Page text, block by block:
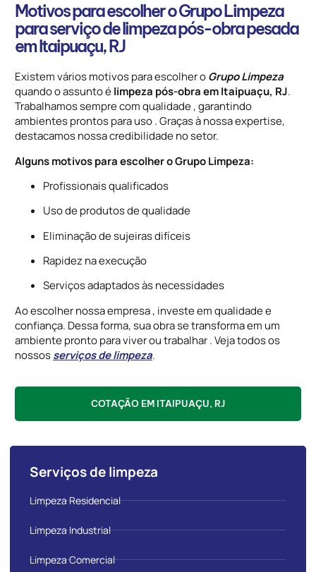
Motivos para escolher o Grupo Limpeza
para serviço de limpeza pós-obra pesada
em Itaipuaçu, RJ
Existem vários motivos para escolher oGrupo Limpeza
quando o assunto élimpeza pós-obra em Itaipuaçu, RJ.
Trabalhamos sempre com qualidade , garantindo
ambientes prontos para uso . Graças à nossa expertise,
destacamos nossa credibilidade no setor.
Alguns motivos para escolher o Grupo Limpeza:
Profissionais qualificados
Uso de produtos de qualidade
Eliminação de sujeiras difíceis
Rapidez na execução
Serviços adaptados às necessidades
Ao escolher nossa empresa , investe em qualidade e
confiança. Dessa forma, sua obra se transforma em um
ambiente pronto para viver ou trabalhar . Veja todos os
nossosserviços de limpeza.
COTAÇÃO EM ITAIPUAÇU, RJ
Serviços de limpeza
Limpeza Residencial
Limpeza Industrial
Limpeza Comercial